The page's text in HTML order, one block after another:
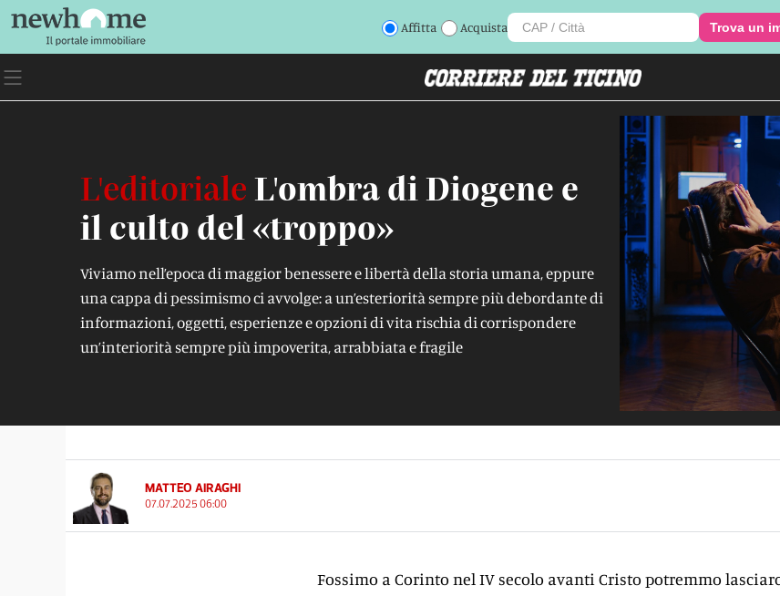
Affitta Acquista Trova un
L'editoriale L'ombra di Diogene e
il culto del «troppo»
Viviamo nell’epoca di maggior benessere e libertà della storia umana, eppure
una cappa di pessimismo ci avvolge: a un’esteriorità sempre più debordante di
informazioni, oggetti, esperienze e opzioni di vita rischia di corrispondere
un’interiorità sempre più impoverita, arrabbiata e fragile
MATTEO AIRAGHI
07.07.2025 06:00
Fossimo a Corinto nel IV secolo avanti Cristo potremmo